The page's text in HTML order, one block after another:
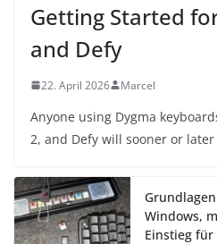
Getting Started
and Defy
22. April 2026 Marcel
Anyone using Dygma
2, and Defy will sooner or
Windows,
Einstieg für